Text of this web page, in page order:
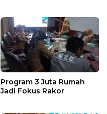
Program 3 Juta Rumah
Jadi Fokus Rakor